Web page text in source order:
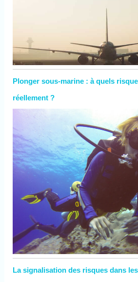
Plonger sous-marine : à quels
réellement ?
La signalisation des risques dans